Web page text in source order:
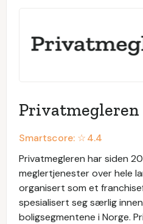
Privatmegleren
Smartscore: ☆4.4
Privatmegleren har siden
meglertjenester over hele
organisert som et
spesialisert seg særlig
boligsegmentene i Norge.